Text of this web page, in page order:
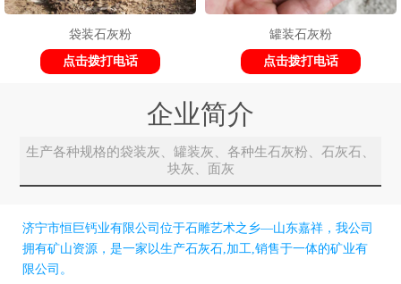
袋装石灰粉
点击拨打电话
罐装石灰粉
点击拨打电话
企业简介
生产各种规格的袋装灰、罐装灰、各种生石灰粉、石灰石、
块灰、面灰
济宁市恒巨钙业有限公司位于石雕艺术之乡—山东嘉祥，我公司
拥有矿山资源，是一家以生产石灰石,加工,销售于一体的矿业有
限公司。